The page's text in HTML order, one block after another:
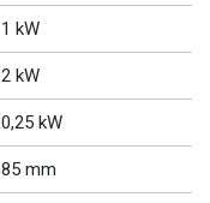
1 kW
2 kW
0,25 kW
85 mm